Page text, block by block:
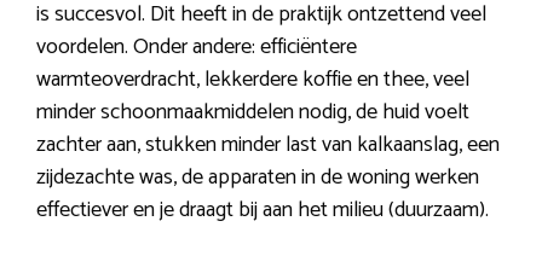
is succesvol. Dit heeft in de praktijk ontzettend veel
voordelen. Onder andere: efficiëntere
warmteoverdracht, lekkerdere koffie en thee, veel
minder schoonmaakmiddelen nodig, de huid voelt
zachter aan, stukken minder last van kalkaanslag, een
zijdezachte was, de apparaten in de woning werken
effectiever en je draagt bij aan het milieu (duurzaam).